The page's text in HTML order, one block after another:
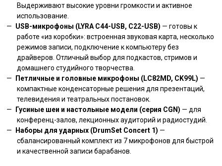
Выдерживают высокие уровни громкости и активное
использование.
USB-микрофоны (LYRA C44-USB, C22-USB) — готовы к
работе «из коробки»: встроенная звуковая карта, несколько
режимов записи, подключение к компьютеру без
драйверов. Отличный выбор для подкастов, стримов и
домашнего студийного творчества.
Петличные и головные микрофоны (LC82MD, CK99L) —
компактные конденсаторные решения для презентаций,
телевидения и театральных постановок.
Гусиные шеи и настольные модели (серия CGN) — для
конференц-залов, лекционных аудиторий и радиостудий.
Наборы для ударных (DrumSet Concert 1) —
сбалансированный комплект из 7 микрофонов для быстрой
и качественной записи барабанов.